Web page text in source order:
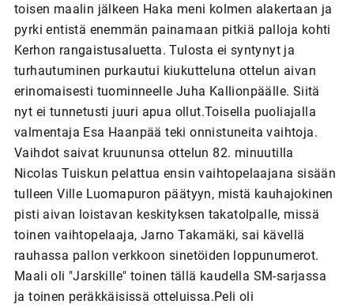
toisen maalin jälkeen Haka meni kolmen alakertaan ja
pyrki entistä enemmän painamaan pitkiä palloja kohti
Kerhon rangaistusaluetta. Tulosta ei syntynyt ja
turhautuminen purkautui kiukutteluna ottelun aivan
erinomaisesti tuominneelle Juha Kallionpäälle. Siitä
nyt ei tunnetusti juuri apua ollut.Toisella puoliajalla
valmentaja Esa Haanpää teki onnistuneita vaihtoja.
Vaihdot saivat kruununsa ottelun 82. minuutilla
Nicolas Tuiskun pelattua ensin vaihtopelaajana sisään
tulleen Ville Luomapuron päätyyn, mistä kauhajokinen
pisti aivan loistavan keskityksen takatolpalle, missä
toinen vaihtopelaaja, Jarno Takamäki, sai kävellä
rauhassa pallon verkkoon sinetöiden loppunumerot.
Maali oli "Jarskille" toinen tällä kaudella SM-sarjassa
ja toinen peräkkäisissä otteluissa.Peli oli